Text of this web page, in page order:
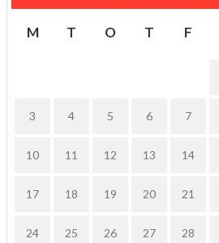
M T O T F
3 4 5 6 7
10 11 12 13 14
17 18 19 20 21
24 25 26 27 28